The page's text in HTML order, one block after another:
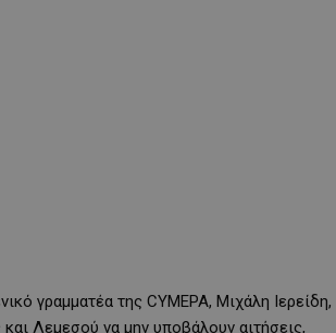
γραμματέα της CYMEPA, Μιχάλη Ιερείδη,
Λεμεσού να μην υποβάλουν αιτήσεις,